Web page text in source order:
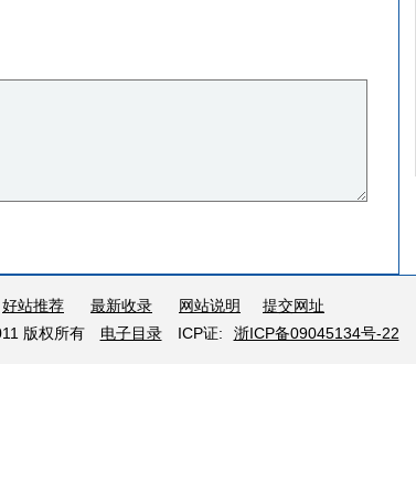
好站推荐 最新收录 网站说明
提交网址
版权所有
电子目录 ICP证: 浙ICP备09045134号-22